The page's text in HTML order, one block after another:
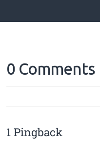
0 Comments
1 Pingback